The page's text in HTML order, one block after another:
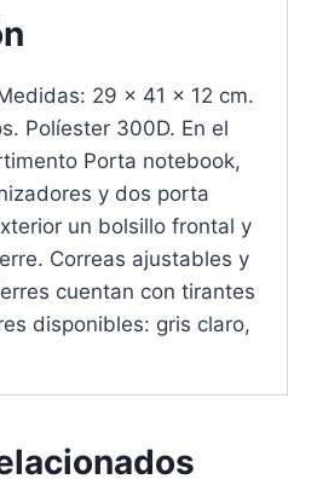
29 x 41 x 12 cm.
Políester 300D. En el
Porta notebook,
y dos porta
un bolsillo frontal y
Correas ajustables y
cuentan con tirantes
disponibles: gris claro,